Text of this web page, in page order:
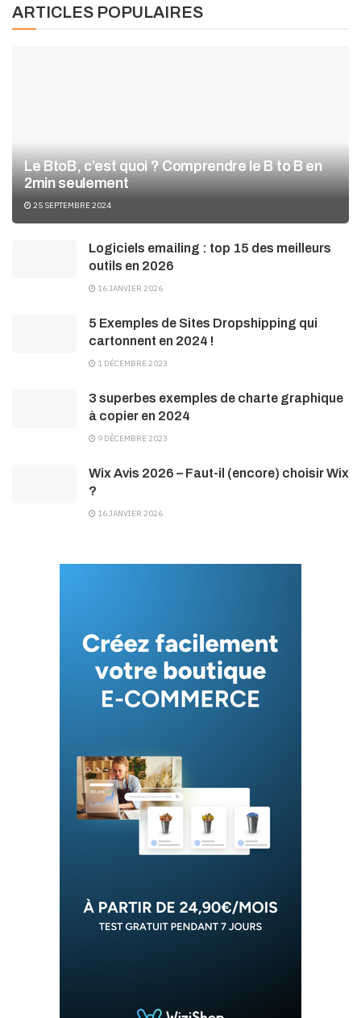
ARTICLES POPULAIRES
Le BtoB, c’est quoi ? Comprendre le B to B en
2min seulement
25 SEPTEMBRE 2024
Logiciels emailing : top 15 des meilleurs
outils en 2026
16 JANVIER 2026
5 Exemples de Sites Dropshipping qui
cartonnent en 2024 !
1 DÉCEMBRE 2023
3 superbes exemples de charte graphique
à copier en 2024
9 DÉCEMBRE 2023
Wix Avis 2026 – Faut-il (encore) choisir Wix
?
16 JANVIER 2026